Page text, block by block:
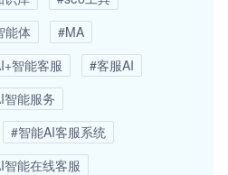
能体
#MA
智能客服
#客服AI
智能服务
#智能AI客服系统
智能在线客服